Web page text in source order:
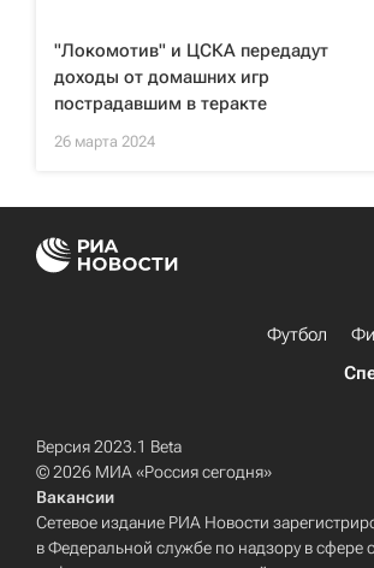
"Локомотив" и ЦСКА передадут
доходы от домашних игр
пострадавшим в теракте
26 марта 2024
Футбол
Версия 2023.1 Beta
© 2026 МИА «Россия сегодня»
Вакансии
Сетевое издание РИА Новости
в Федеральной службе по надзору в сфере